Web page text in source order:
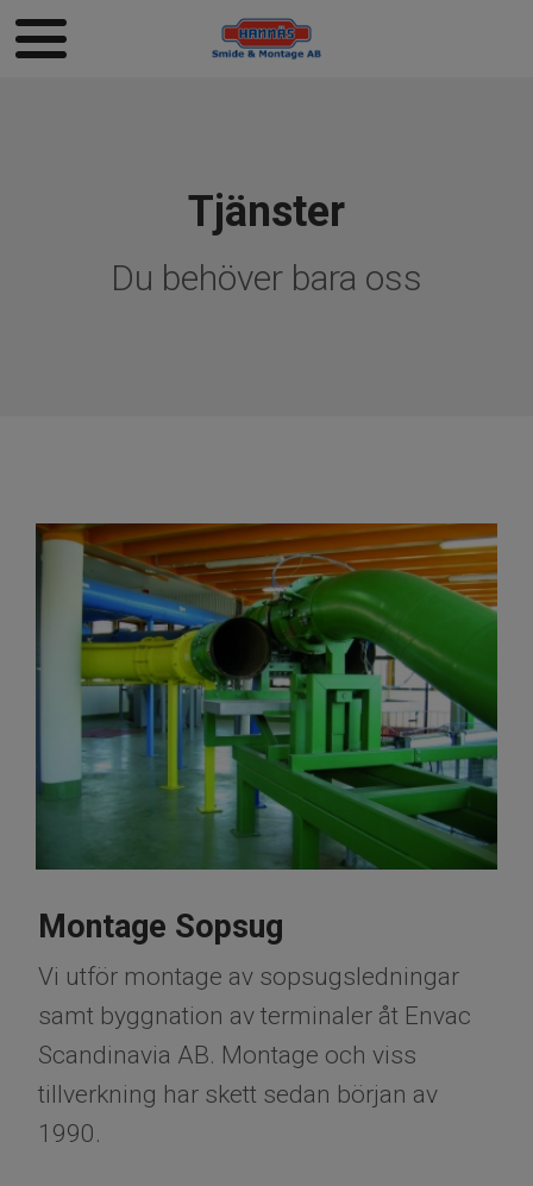
Tjänster
Du behöver bara oss
Montage Sopsug
Vi utför montage av sopsugsledningar
samt byggnation av terminaler åt Envac
Scandinavia AB. Montage och viss
tillverkning har skett sedan början av
1990.